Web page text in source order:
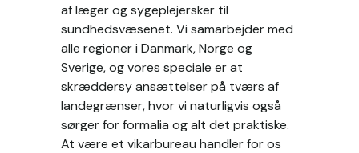
af læger og sygeplejersker til
sundhedsvæsenet. Vi samarbejder med
alle regioner i Danmark, Norge og
Sverige, og vores speciale er at
skræddersy ansættelser på tværs af
landegrænser, hvor vi naturligvis også
sørger for formalia og alt det praktiske.
At være et vikarbureau handler for os